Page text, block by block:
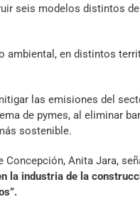
seis modelos distintos
ambiental, en distintos
las emisiones del
de pymes, al eliminar
sostenible.
Concepción, Anita Jara,
la industria de la